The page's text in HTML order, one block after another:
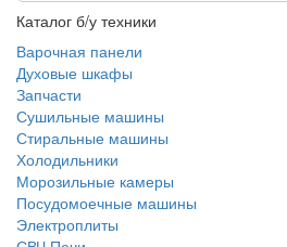
Каталог б/у техники
Варочная панели
Духовые шкафы
Запчасти
Сушильные машины
Стиральные машины
Холодильники
Морозильные камеры
Посудомоечные машины
Электроплиты